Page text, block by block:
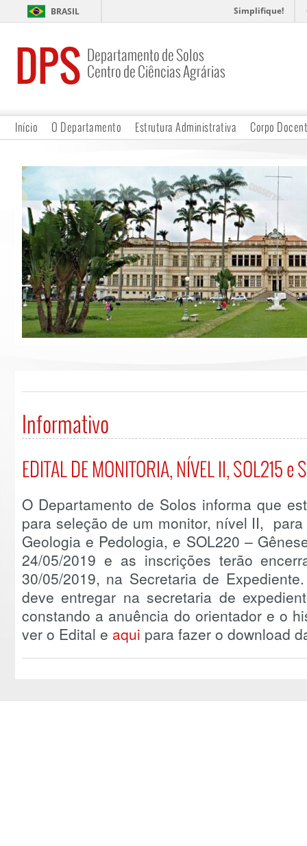
BRASIL Simplifique!
DPS Departamento de Solos
Centro de Ciências Agrárias
Início O Departamento Estrutura Administrativa Corpo
Informativo
EDITAL DE MONITORIA, NÍVEL II, SOL215 e
O Departamento de Solos informa que
para seleção de um monitor, nível II,
Geologia e Pedologia, e SOL220 –
24/05/2019 e as inscrições terão
30/05/2019, na Secretaria de
deve entregar na secretaria de
constando a anuência do orientador e o
ver o Edital e aqui para fazer o download